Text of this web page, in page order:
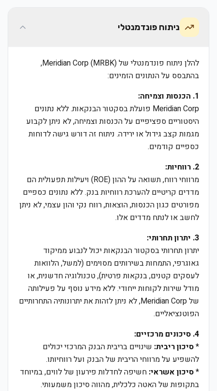
ניתוח פונדמנטלי
להלן ניתוח פונדמנטלי של Meridian Corp (MRBK),
בהתבסס על הנתונים הזמינים:
1. הכנסות וצמיחה:
Meridian Corp פועלת בסקטור הבנקאות. ללא נתונים
היסטוריים ספציפיים על הכנסות וצמיחה, לא ניתן לקבוע
מגמות קצב גידול או ירידה. ניתוח זה דורש גישה לדוחות
כספיים קודמים.
2. רווחיות:
מרווחי רווח, תשואה על ההון (ROE) ויעילות תפעולית הם
מדדים קריטיים להערכת רווחיות בנק. ללא נתונים כספיים
מפורטים כגון הכנסות, הוצאות, רווח נקי והון עצמי, לא ניתן
לחשב או לנתח מדדים אלו.
3. יתרון תחרותי:
יתרון תחרותי בסקטור הבנקאות יכול לנבוע ממיקוד
גאוגרפי, התמחות בשירותים מסוימים (למשל, הלוואות
לעסקים קטנים, בנקאות פרטית), טכנולוגיה חדשנית, או
מודל שירות לקוחות ייחודי. ללא מידע נוסף על פעילותה
של Meridian Corp, לא ניתן לזהות את יתרונותיה התחרותיים
הפוטנציאליים.
4. סיכונים מרכזיים:
*סיכון ריבית: שינויים בריבית הבנק המרכזי יכולים
להשפיע על מרווחי הריבית של הבנק ועל רווחיותו.
*סיכון אשראי: חשיפה לחדלות פירעון של לווים, במיוחד
בתקופות של האטה כלכלית, מהווה סיכון משמעותי.